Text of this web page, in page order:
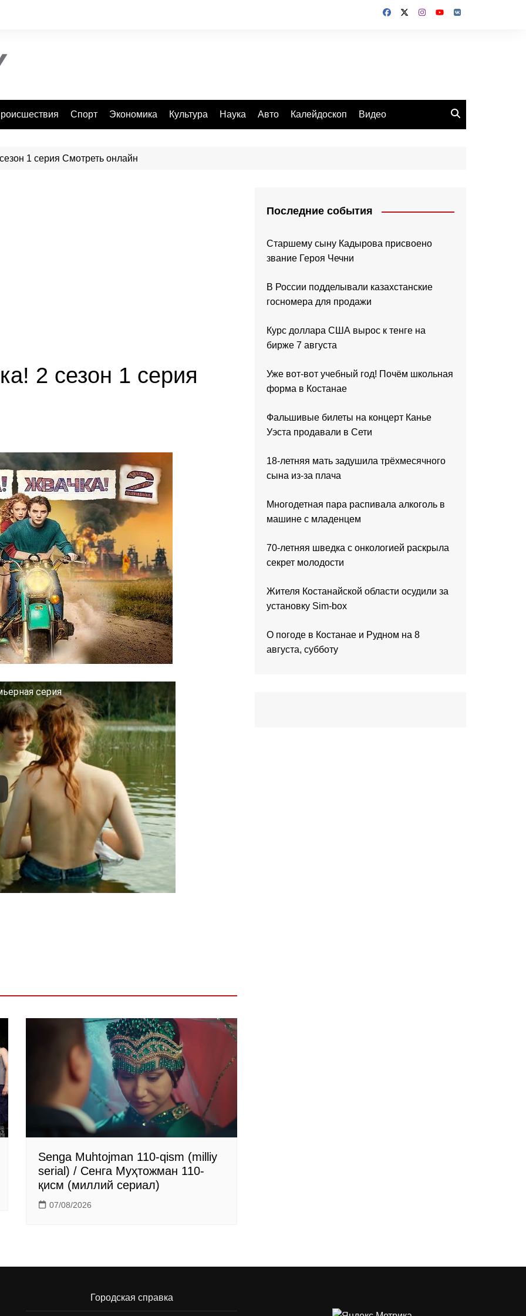
Спорт Экономика Культура Наука Авто Калейдоскоп Видео
1 серия Смотреть онлайн
2 сезон 1 серия
серия
Senga Muhtojman 110-qism (milliy
serial) / Сенга Муҳтожман 110-
қисм (миллий сериал)
07/08/2026
Последние события
Старшему сыну Кадырова присвоено
звание Героя Чечни
В России подделывали казахстанские
госномера для продажи
Курс доллара США вырос к тенге на
бирже 7 августа
Уже вот-вот учебный год! Почём школьная
форма в Костанае
Фальшивые билеты на концерт Канье
Уэста продавали в Сети
18-летняя мать задушила трёхмесячного
сына из-за плача
Многодетная пара распивала алкоголь в
машине с младенцем
70-летняя шведка с онкологией раскрыла
секрет молодости
Жителя Костанайской области осудили за
установку Sim-box
О погоде в Костанае и Рудном на 8
августа, субботу
Городская справка